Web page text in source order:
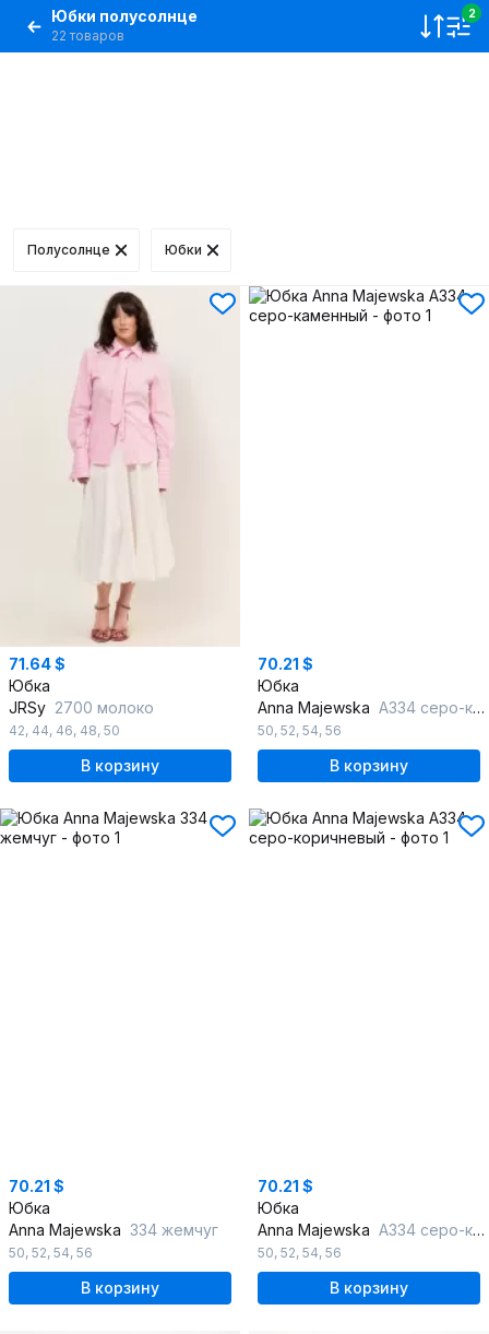
Юбки полусолнце
22 товаров
2
Полусолнце Юбки
71.64 $
Юбка
JRSy 2700 молоко
42, 44, 46, 48, 50
В корзину
70.21 $
Юбка
Anna Majewska А334 серо-каменный
50, 52, 54, 56
В корзину
70.21 $
Юбка
Anna Majewska 334 жемчуг
50, 52, 54, 56
В корзину
70.21 $
Юбка
Anna Majewska А334 серо-коричневый
50, 52, 54, 56
В корзину